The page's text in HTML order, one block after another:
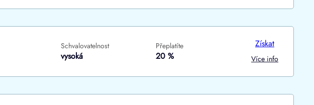
Schvalovatelnost
vysoká
Přeplatíte
20 %
Získat
Více info